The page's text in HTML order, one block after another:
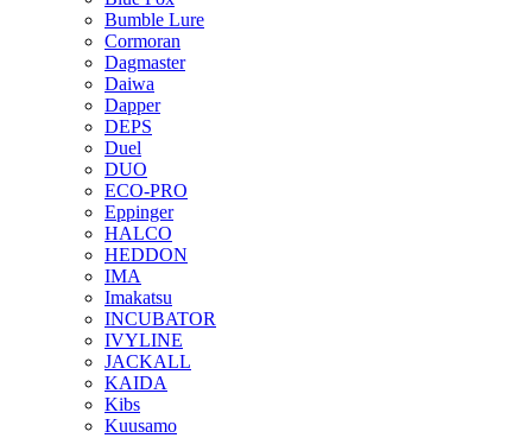
Bumble Lure
Cormoran
Dagmaster
Daiwa
Dapper
DEPS
Duel
DUO
ECO-PRO
Eppinger
HALCO
HEDDON
IMA
Imakatsu
INCUBATOR
IVYLINE
JACKALL
KAIDA
Kibs
Kuusamo